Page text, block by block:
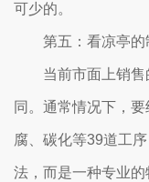
可少的。
第五：看凉亭的
当前市面上销
同。通常情况下，
腐、碳化等39道工
法，而是一种专业